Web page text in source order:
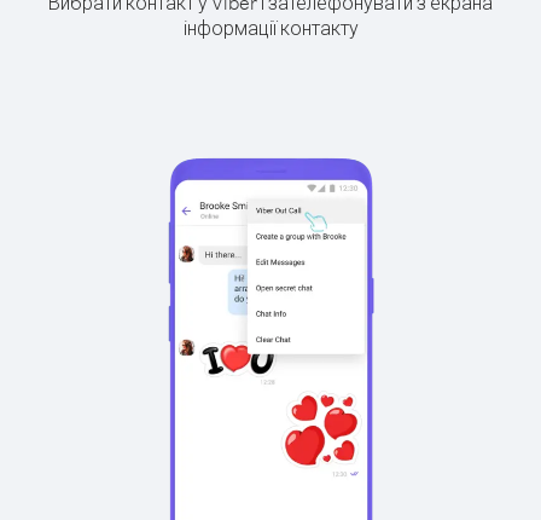
інформації контакту